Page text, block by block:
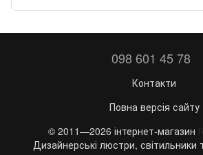
098 601 45 78
Контакти
Повна версія сайту
© 2011—2026 інтернет-магазин
Дизайнерські люстри, світильники